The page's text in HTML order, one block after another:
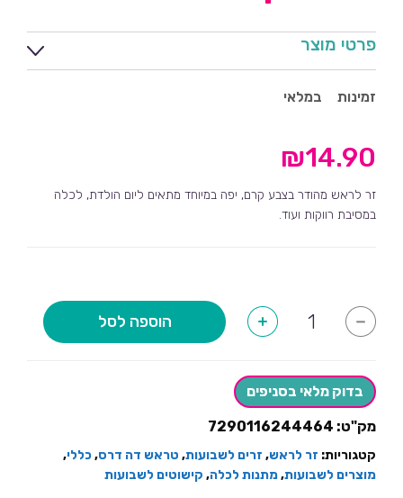
פרטי מוצר
זמינות במלאי
₪14.90
זר לראש מהודר בצבע קרם, יפה במיוחד מתאים ליום הולדת, לכלה
במסיבת רווקות ועוד.
-
של
אפרסק
+ הוספה לסל
בדוק מלאי בסניפים
מק"ט: 7290116244464
קטגוריות: זר לראש, זרים לשבועות, טראש דה דרס,כללי,
מוצרים לשבועות,מתנות לכלה, קישוטים לשבועות